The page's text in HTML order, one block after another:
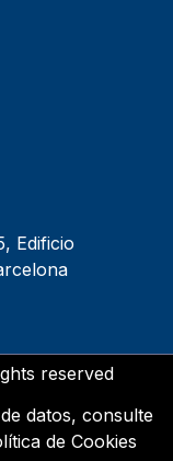
Edificio
reserved
datos, consulte
de Cookies